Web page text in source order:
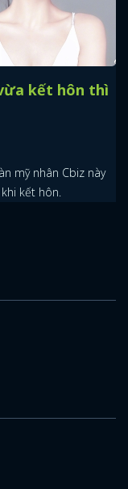
GOOGLE
kết hôn thì
mỹ nhân Cbiz này
kết hôn.